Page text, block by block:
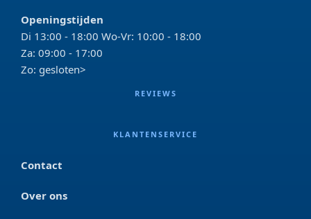
Openingstijden
Di 13:00 - 18:00 Wo-Vr: 10:00 - 18:00
Za: 09:00 - 17:00
Zo: gesloten>
REVIEWS
KLANTENSERVICE
Contact
Over ons